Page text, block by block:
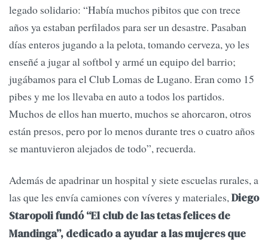
legado solidario: “Había muchos pibitos que con trece
años ya estaban perfilados para ser un desastre. Pasaban
días enteros jugando a la pelota, tomando cerveza, yo les
enseñé a jugar al softbol y armé un equipo del barrio;
jugábamos para el Club Lomas de Lugano. Eran como 15
pibes y me los llevaba en auto a todos los partidos.
Muchos de ellos han muerto, muchos se ahorcaron, otros
están presos, pero por lo menos durante tres o cuatro años
se mantuvieron alejados de todo”, recuerda.
Además de apadrinar un hospital y siete escuelas rurales, a
las que les envía camiones con víveres y materiales,Diego
Staropoli fundó “El club de las tetas felices de
Mandinga”, dedicado a ayudar a las mujeres que